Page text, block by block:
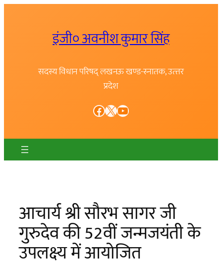
इंजी० अवनीश कुमार सिंह
सदस्य विधान परिषद् लखनऊ खण्ड-स्नातक, उत्त्तर
प्रदेश
Facebook X YouTube
आचार्य श्री सौरभ सागर जी
गुरुदेव की 52वीं जन्मजयंती के
उपलक्ष्य में आयोजित